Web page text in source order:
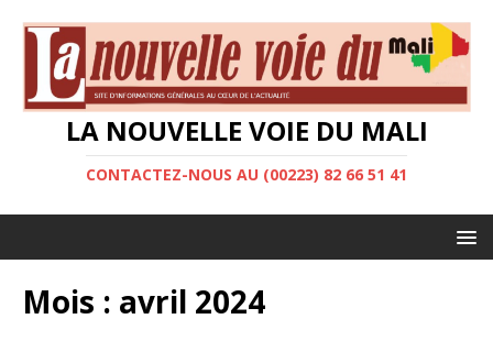
LA NOUVELLE VOIE DU MALI
CONTACTEZ-NOUS AU (00223) 82 66 51 41
Mois : avril 2024